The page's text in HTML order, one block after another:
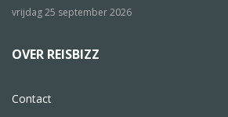
vrijdag 25 september 2026
OVER REISBIZZ
Contact